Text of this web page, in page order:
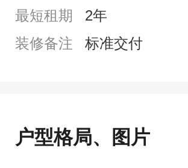
最短租期
2年
装修备注
标准交付
户型格局、图片